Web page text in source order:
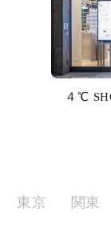
ファッションテイス
着用シーン
４℃
東京 関東